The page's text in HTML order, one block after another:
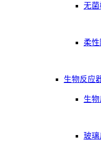
无
柔
生物反应
生
玻